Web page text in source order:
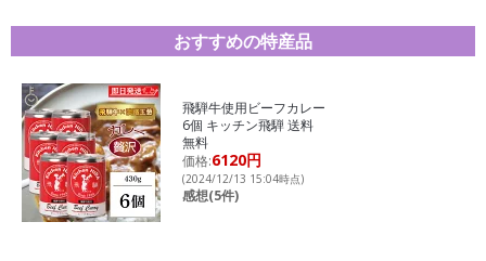
おすすめの特産品
飛騨牛使用ビーフカレー
6個 キッチン飛騨 送料
無料
価格:6120円
(2024/12/13 15:04時点)
感想(5件)